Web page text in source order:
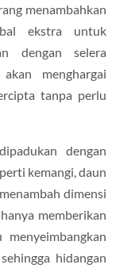
menambahkan
ekstra untuk
dengan selera
menghargai
tanpa perlu
dengan
kemangi, daun
dimensi
memberikan
hidangan